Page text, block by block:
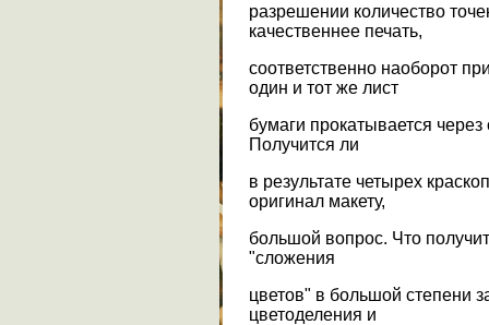
разрешении количество
качественнее печать,
соответственно наоборот
один и тот же лист
бумаги прокатывается
Получится ли
в результате четырех
оригинал макету,
большой вопрос. Что
"сложения
цветов" в большой степени
цветоделения и